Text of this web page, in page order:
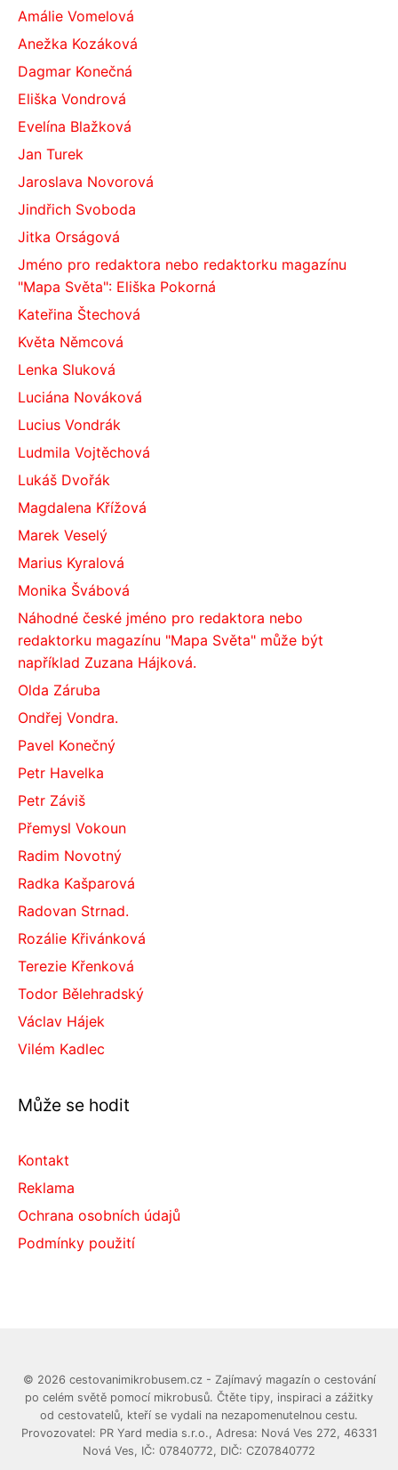
Amálie Vomelová
Anežka Kozáková
Dagmar Konečná
Eliška Vondrová
Evelína Blažková
Jan Turek
Jaroslava Novorová
Jindřich Svoboda
Jitka Orságová
Jméno pro redaktora nebo redaktorku magazínu
"Mapa Světa": Eliška Pokorná
Kateřina Štechová
Květa Němcová
Lenka Sluková
Luciána Nováková
Lucius Vondrák
Ludmila Vojtěchová
Lukáš Dvořák
Magdalena Křížová
Marek Veselý
Marius Kyralová
Monika Švábová
Náhodné české jméno pro redaktora nebo
redaktorku magazínu "Mapa Světa" může být
například Zuzana Hájková.
Olda Záruba
Ondřej Vondra.
Pavel Konečný
Petr Havelka
Petr Záviš
Přemysl Vokoun
Radim Novotný
Radka Kašparová
Radovan Strnad.
Rozálie Křivánková
Terezie Křenková
Todor Bělehradský
Václav Hájek
Vilém Kadlec
Může se hodit
Kontakt
Reklama
Ochrana osobních údajů
Podmínky použití
© 2026 cestovanimikrobusem.cz - Zajímavý magazín o cestování
po celém světě pomocí mikrobusů. Čtěte tipy, inspiraci a zážitky
od cestovatelů, kteří se vydali na nezapomenutelnou cestu.
Provozovatel: PR Yard media s.r.o., Adresa: Nová Ves 272, 46331
Nová Ves, IČ: 07840772, DIČ: CZ07840772